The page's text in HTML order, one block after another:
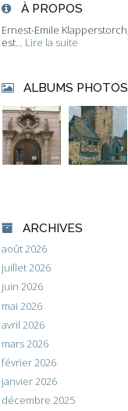
À PROPOS
Ernest-Emile
est... Lire la suite
ALBUMS PHOTOS
ARCHIVES
août 2026
juillet 2026
juin 2026
mai 2026
avril 2026
mars 2026
février 2026
janvier 2026
décembre 2025